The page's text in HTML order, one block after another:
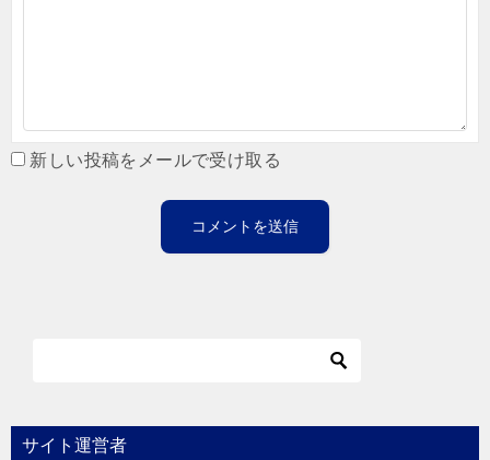
新しい投稿をメールで受け取る
サイト運営者